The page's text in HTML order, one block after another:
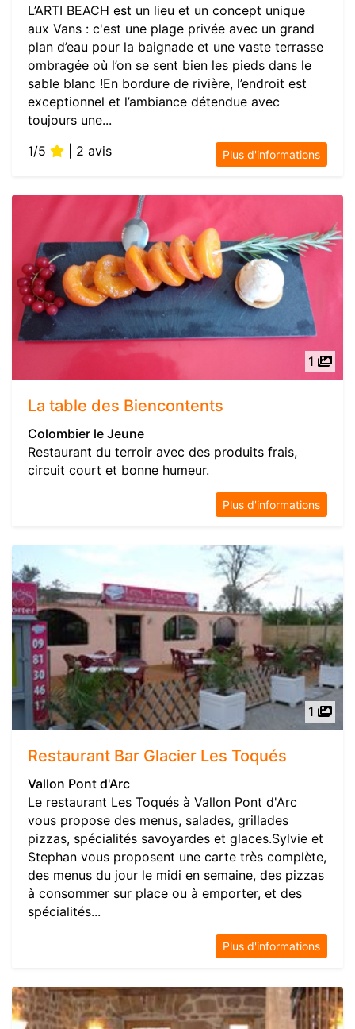
L’ARTI BEACH est un lieu et un concept unique
aux Vans : c'est une plage privée avec un grand
plan d’eau pour la baignade et une vaste terrasse
ombragée où l’on se sent bien les pieds dans le
sable blanc !En bordure de rivière, l’endroit est
exceptionnel et l’ambiance détendue avec
toujours une...
1/5
| 2 avis Plus d'informations
1
La table des Biencontents
Colombier le Jeune
Restaurant du terroir avec des produits frais,
circuit court et bonne humeur.
Plus d'informations
1
Restaurant Bar Glacier Les Toqués
Vallon Pont d'Arc
Le restaurant Les Toqués à Vallon Pont d'Arc
vous propose des menus, salades, grillades
pizzas, spécialités savoyardes et glaces.Sylvie et
Stephan vous proposent une carte très complète,
des menus du jour le midi en semaine, des pizzas
à consommer sur place ou à emporter, et des
spécialités...
Plus d'informations